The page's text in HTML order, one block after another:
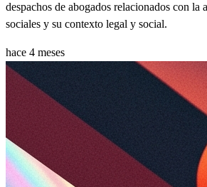
despachos de abogados relacionados con la
sociales y su contexto legal y social.
hace 4 meses